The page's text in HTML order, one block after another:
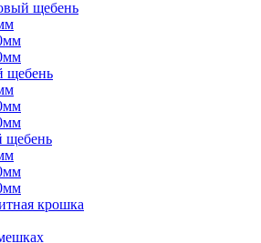
щебень
щебень
щебень
крошка